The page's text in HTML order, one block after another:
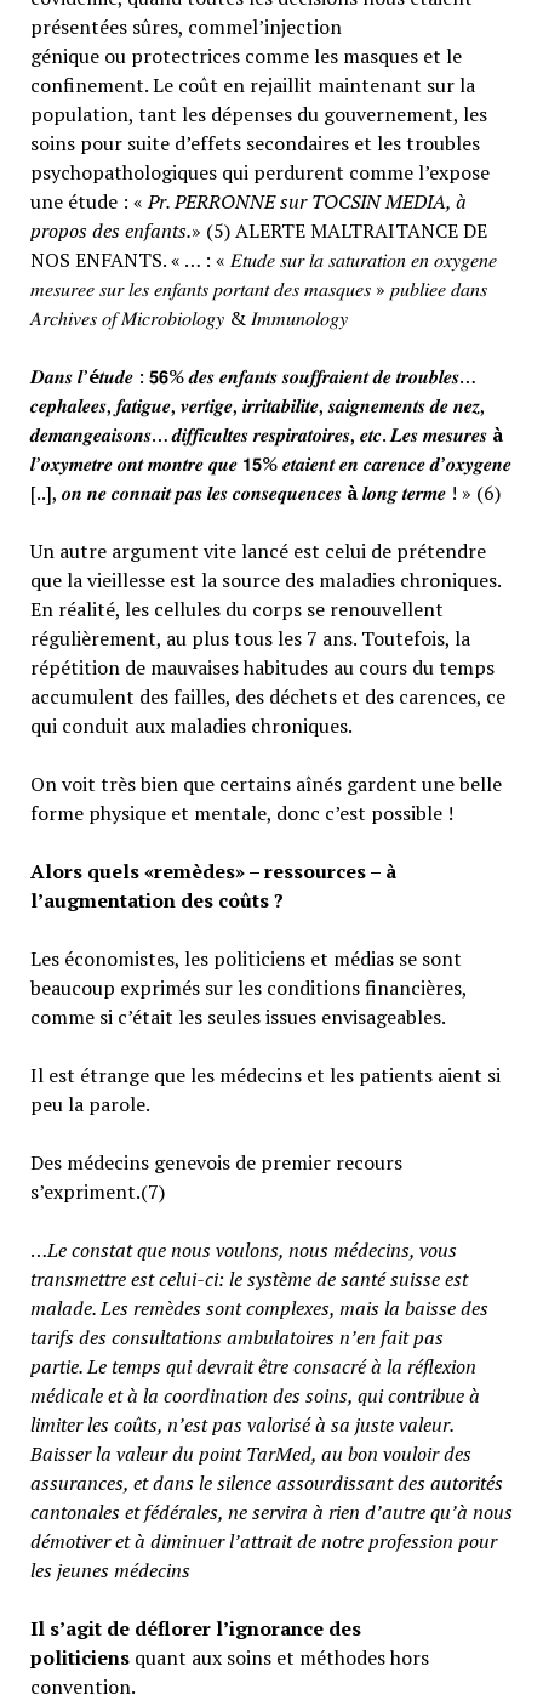
présentées sûres, commel’injection
génique ou protectrices comme les masques et le
confinement. Le coût en rejaillit maintenant sur la
population, tant les dépenses du gouvernement, les
soins pour suite d’effets secondaires et les troubles
psychopathologiques qui perdurent comme l’expose
une étude : «Pr. PERRONNE sur TOCSIN MEDIA, à
propos des enfants.» (5) ALERTE MALTRAITANCE DE
NOS ENFANTS. « … : « 𝐸𝑡𝑢𝑑𝑒 𝑠𝑢𝑟 𝑙𝑎 𝑠𝑎𝑡𝑢𝑟𝑎𝑡𝑖𝑜𝑛 𝑒𝑛 𝑜𝑥𝑦𝑔𝑒𝑛𝑒
𝑚𝑒𝑠𝑢𝑟𝑒𝑒 𝑠𝑢𝑟 𝑙𝑒𝑠 𝑒𝑛𝑓𝑎𝑛𝑡𝑠 𝑝𝑜𝑟𝑡𝑎𝑛𝑡 𝑑𝑒𝑠 𝑚𝑎𝑠𝑞𝑢𝑒𝑠 » 𝑝𝑢𝑏𝑙𝑖𝑒𝑒 𝑑𝑎𝑛𝑠
𝐴𝑟𝑐ℎ𝑖𝑣𝑒𝑠 𝑜𝑓 𝑀𝑖𝑐𝑟𝑜𝑏𝑖𝑜𝑙𝑜𝑔𝑦 & 𝐼𝑚𝑚𝑢𝑛𝑜𝑙𝑜𝑔𝑦
𝑫𝒂𝒏𝒔 𝒍’é𝒕𝒖𝒅𝒆 : 𝟱𝟲% 𝒅𝒆𝒔 𝒆𝒏𝒇𝒂𝒏𝒕𝒔 𝒔𝒐𝒖𝒇𝒇𝒓𝒂𝒊𝒆𝒏𝒕 𝒅𝒆 𝒕𝒓𝒐𝒖𝒃𝒍𝒆𝒔…
𝒄𝒆𝒑𝒉𝒂𝒍𝒆𝒆𝒔, 𝒇𝒂𝒕𝒊𝒈𝒖𝒆, 𝒗𝒆𝒓𝒕𝒊𝒈𝒆, 𝒊𝒓𝒓𝒊𝒕𝒂𝒃𝒊𝒍𝒊𝒕𝒆, 𝒔𝒂𝒊𝒈𝒏𝒆𝒎𝒆𝒏𝒕𝒔 𝒅𝒆 𝒏𝒆𝒛,
𝒅𝒆𝒎𝒂𝒏𝒈𝒆𝒂𝒊𝒔𝒐𝒏𝒔… 𝒅𝒊𝒇𝒇𝒊𝒄𝒖𝒍𝒕𝒆𝒔 𝒓𝒆𝒔𝒑𝒊𝒓𝒂𝒕𝒐𝒊𝒓𝒆𝒔, 𝒆𝒕𝒄. 𝑳𝒆𝒔 𝒎𝒆𝒔𝒖𝒓𝒆𝒔 à
𝒍’𝒐𝒙𝒚𝒎𝒆𝒕𝒓𝒆 𝒐𝒏𝒕 𝒎𝒐𝒏𝒕𝒓𝒆 𝒒𝒖𝒆 𝟭𝟱% 𝒆𝒕𝒂𝒊𝒆𝒏𝒕 𝒆𝒏 𝒄𝒂𝒓𝒆𝒏𝒄𝒆 𝒅’𝒐𝒙𝒚𝒈𝒆𝒏𝒆
[..], 𝒐𝒏 𝒏𝒆 𝒄𝒐𝒏𝒏𝒂𝒊𝒕 𝒑𝒂𝒔 𝒍𝒆𝒔 𝒄𝒐𝒏𝒔𝒆𝒒𝒖𝒆𝒏𝒄𝒆𝒔 à𝒍𝒐𝒏𝒈 𝒕𝒆𝒓𝒎𝒆 ! » (6)
Un autre argument vite lancé est celui de prétendre
que la vieillesse est la source des maladies chroniques.
En réalité, les cellules du corps se renouvellent
régulièrement, au plus tous les 7 ans. Toutefois, la
répétition de mauvaises habitudes au cours du temps
accumulent des failles, des déchets et des carences, ce
qui conduit aux maladies chroniques.
On voit très bien que certains aînés gardent une belle
forme physique et mentale, donc c’est possible !
Alors quels «remèdes» – ressources – à
l’augmentation des coûts ?
Les économistes, les politiciens et médias se sont
beaucoup exprimés sur les conditions financières,
comme si c’était les seules issues envisageables.
Il est étrange que les médecins et les patients aient si
peu la parole.
Des médecins genevois de premier recours
s’expriment.(7)
…Le constat que nous voulons, nous médecins, vous
transmettre est celui-ci: le système de santé suisse est
malade. Les remèdes sont complexes, mais la baisse des
tarifs des consultations ambulatoires n’en fait pas
partie.Le temps qui devrait être consacré à la réflexion
médicale et à la coordination des soins, qui contribue à
limiter les coûts, n’est pas valorisé à sa juste valeur.
Baisser la valeur du point TarMed, au bon vouloir des
assurances, et dans le silence assourdissant des autorités
cantonales et fédérales, ne servira à rien d’autre qu’à nous
démotiver et à diminuer l’attrait de notre profession pour
les jeunes médecins
Il s’agit de déflorer l’ignorance des
politiciensquant aux soins et méthodes hors
convention.